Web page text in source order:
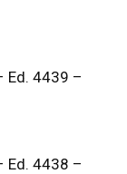
Ed. 4439 –
Ed. 4438 –